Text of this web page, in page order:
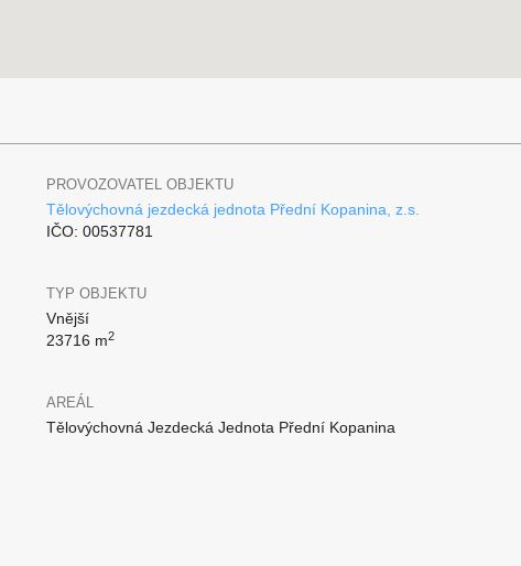
PROVOZOVATEL OBJEKTU
Tělovýchovná jezdecká jednota Přední Kopanina, z.s.
IČO: 00537781
TYP OBJEKTU
Vnější
23716 m2
AREÁL
Tělovýchovná Jezdecká Jednota Přední Kopanina